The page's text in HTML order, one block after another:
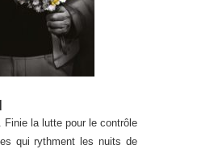
Finie la lutte pour le contrôle
qui rythment les nuits de